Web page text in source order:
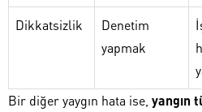
Dikkatsizlik
Denetim
yapmak
Bir diğer yaygın hata ise, yangın